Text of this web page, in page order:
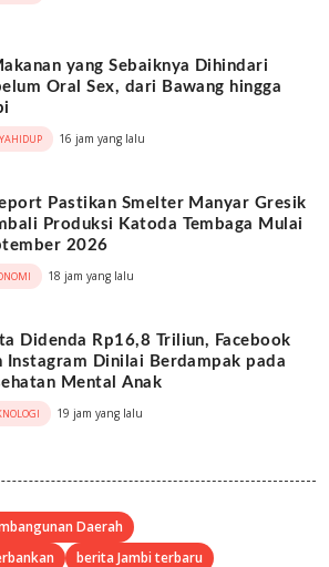
yang Sebaiknya Dihindari
Oral Sex, dari Bawang hingga
16 jam yang lalu
Pastikan Smelter Manyar Gresik
Produksi Katoda Tembaga Mulai
2026
18 jam yang lalu
Didenda Rp16,8 Triliun, Facebook
Instagram Dinilai Berdampak pada
Mental Anak
19 jam yang lalu
Daerah
berita Jambi terbaru